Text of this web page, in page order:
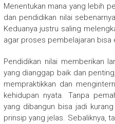
Menentukan mana yang lebih
dan pendidikan nilai
Keduanya justru saling
agar proses pembelajaran bisa
Pendidikan nilai memberikan
yang dianggap baik dan
mempraktikkan dan
kehidupan nyata. Tanpa
yang dibangun bisa jadi
prinsip yang jelas. Sebaliknya,